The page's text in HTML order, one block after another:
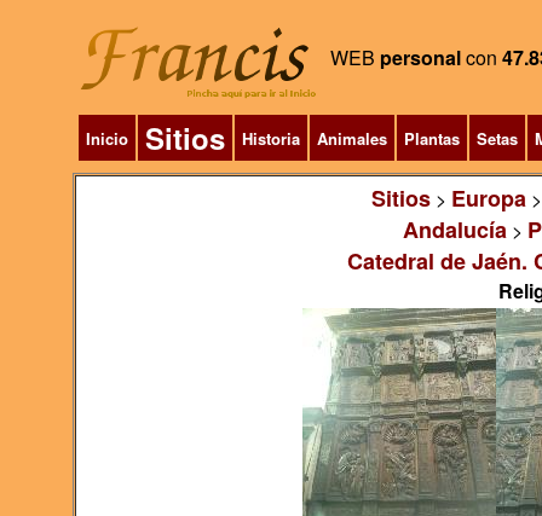
WEB personalcon
Inicio Sitios Historia Animales Plantas Setas
Sitios> Europa
Andalucía >
Catedral de Jaén.